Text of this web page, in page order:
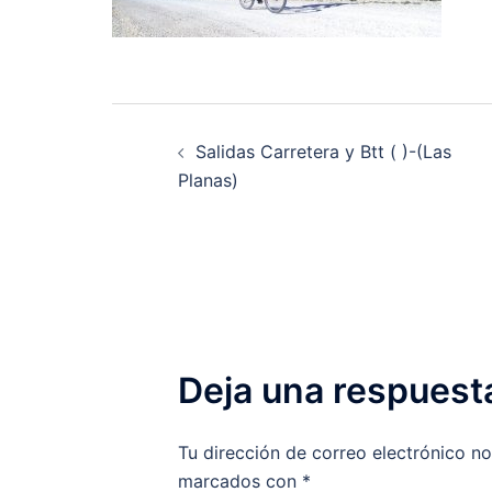
Salidas Carretera y Btt ( )-(Las
Planas)
Deja una
Tu dirección de correo electrónico
marcados con *